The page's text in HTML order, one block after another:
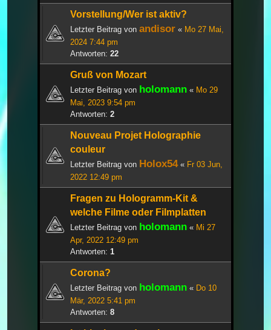
Vorstellung/Wer ist aktiv?
Letzter Beitrag von andisor « Mo 27 Mai,
2024 7:44 pm
Antworten: 22
Gruß von Mozart
Letzter Beitrag von holomann « Mo 29
Mai, 2023 9:54 pm
Antworten: 2
Nouveau Projet Holographie
couleur
Letzter Beitrag von Holox54« Fr 03 Jun,
2022 12:49 pm
Fragen zu Hologramm-Kit &
welche Filme oder Filmplatten
Letzter Beitrag von holomann « Mi 27
Apr, 2022 12:49 pm
Antworten: 1
Corona?
Letzter Beitrag von holomann « Do 10
Mär, 2022 5:41 pm
Antworten: 8